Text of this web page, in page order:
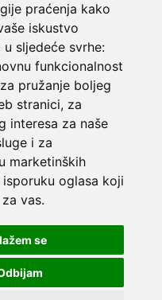
praćenja kako
iskustvo
sljedeće svrhe:
funkcionalnost
za pružanje boljeg
stranici, za
interesa za naše
i za
marketinških
isporuku oglasa koji
vas.
se